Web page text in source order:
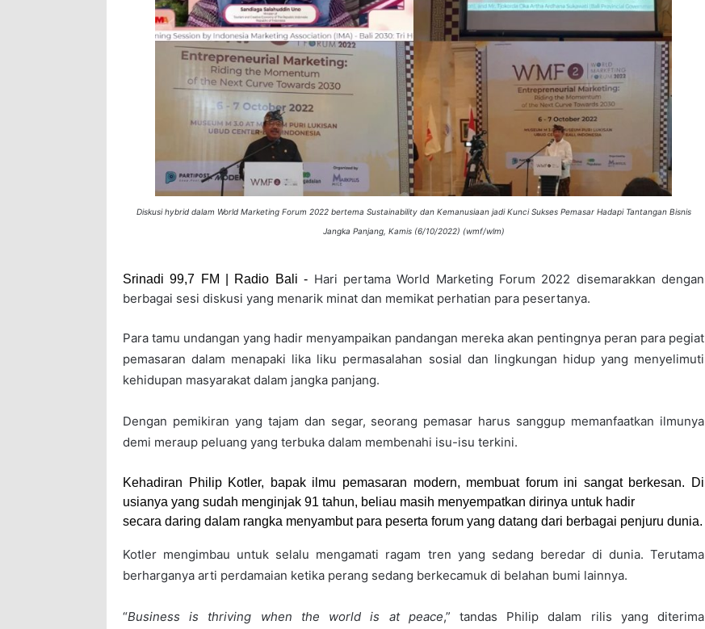
Diskusi hybrid dalam World Marketing Forum 2022 bertema Sustainability dan Kemanusiaan jadi Kunci Sukses Pemasar Hadapi Tantangan Bisnis
Jangka Panjang, Kamis (6/10/2022) (wmf/wlm)
Srinadi 99,7 FM | Radio Bali - Hari pertama World Marketing Forum 2022 disemarakkan dengan
berbagai sesi diskusi yang menarik minat dan memikat perhatian para pesertanya.
Para tamu undangan yang hadir menyampaikan pandangan mereka akan pentingnya peran para pegiat
pemasaran dalam menapaki lika liku permasalahan sosial dan lingkungan hidup yang menyelimuti
kehidupan masyarakat dalam jangka panjang.
Dengan pemikiran yang tajam dan segar, seorang pemasar harus sanggup memanfaatkan ilmunya
demi meraup peluang yang terbuka dalam membenahi isu-isu terkini.
Kehadiran Philip Kotler, bapak ilmu pemasaran modern, membuat forum ini sangat berkesan. Di
usianya yang sudah menginjak 91 tahun, beliau masih menyempatkan dirinya untuk hadir
secara daring dalam rangka menyambut para peserta forum yang datang dari berbagai penjuru dunia.
Kotler mengimbau untuk selalu mengamati ragam tren yang sedang beredar di dunia. Terutama
berharganya arti perdamaian ketika perang sedang berkecamuk di belahan bumi lainnya.
“Business is thriving when the world is at peace,” tandas Philip dalam rilis yang diterima